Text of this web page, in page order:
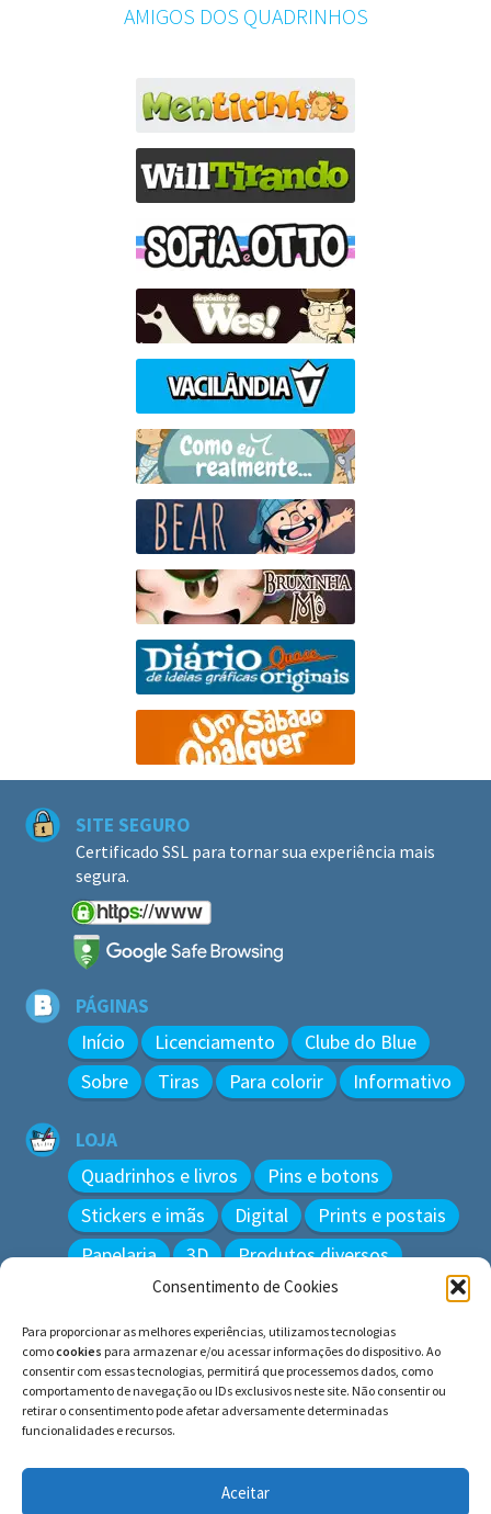
Consentimento de Cookies
Para proporcionar as melhores experiências, utilizamos tecnologias
comocookies para armazenar e/ou acessar informações do dispositivo. Ao
consentir com essas tecnologias, permitirá que processemos dados, como
comportamento de navegação ou IDs exclusivos neste site. Não consentir ou
retirar o consentimento pode afetar adversamente determinadas
funcionalidades e recursos.
Aceitar
AMIGOS DOS QUADRINHOS
SITE SEGURO
Certificado SSL para tornar sua experiência mais
segura.
PÁGINAS
Início Licenciamento
Clube do Blue
Sobre
Tiras Para colorir Informativo
LOJA
Quadrinhos e livros
Pins e botons
Stickers e imãs
Digital
Prints e postais
Papelaria
3D Produtos diversos
Pesquisar
por:
© BLUE e os gatos ∙ todos os direitos reservados.
Histórias inspiradas em gatos reais. Adote e cuide dos